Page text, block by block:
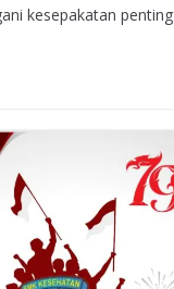
kesepakatan penting